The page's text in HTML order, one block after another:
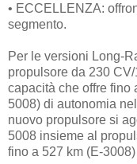
• ECCELLENZA:
segmento.
Per le versioni Long-
propulsore da 230
capacità che offre fino
5008) di autonomia
nuovo propulsore si
5008 insieme al
fino a 527 km (E-